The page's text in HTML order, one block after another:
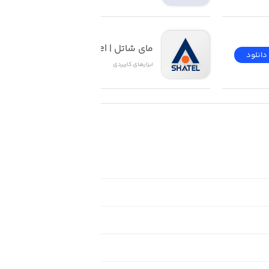
Skins change the
دانلود مای شاتل | My Shatel
ابزار‌های کاربردی